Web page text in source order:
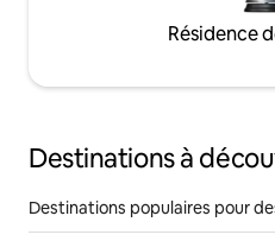
Résidence
Destinations à
Destinations populaires pour